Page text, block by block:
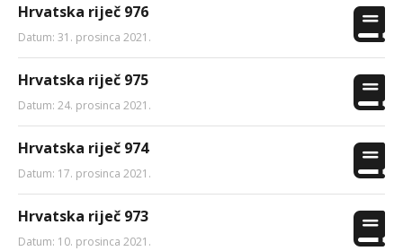
Hrvatska riječ 976
Datum: 31. prosinca 2021.
Hrvatska riječ 975
Datum: 24. prosinca 2021.
Hrvatska riječ 974
Datum: 17. prosinca 2021.
Hrvatska riječ 973
Datum: 10. prosinca 2021.